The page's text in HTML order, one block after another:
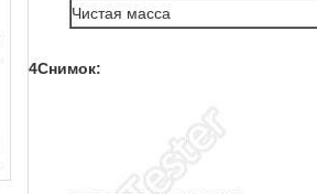
Чистая масса
4Снимок: